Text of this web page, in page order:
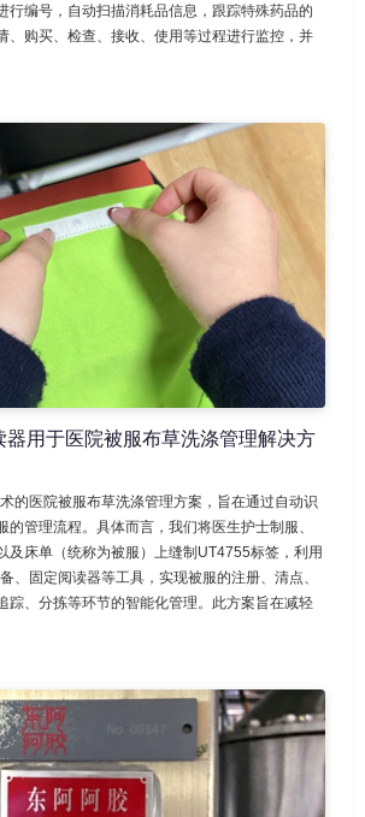
行编号，自动扫描消耗品信息，跟踪特殊药品的
、购买、检查、接收、使用等过程进行监控，并
器用于医院被服布草洗涤管理解决方
的医院被服布草洗涤管理方案，旨在通过自动识
的管理流程。具体而言，我们将医生护士制服、
及床单（统称为被服）上缝制UT4755标签，利用
、固定阅读器等工具，实现被服的注册、清点、
踪、分拣等环节的智能化管理。此方案旨在减轻